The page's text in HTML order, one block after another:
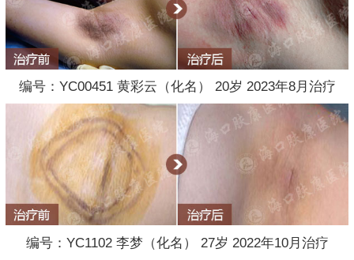
编号：YC00451 黄彩云（化名） 20岁 2023年8月治疗
编号：YC1102 李梦（化名） 27岁 2022年10月治疗